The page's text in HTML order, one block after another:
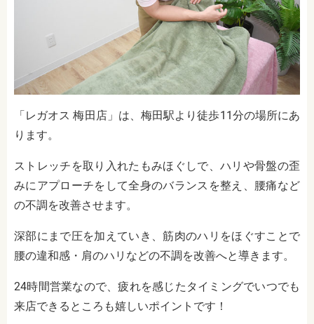
「レガオス 梅田店」は、梅田駅より徒歩11分の場所にあ
ります。
ストレッチを取り入れたもみほぐしで、ハリや骨盤の歪
みにアプローチをして全身のバランスを整え、腰痛など
の不調を改善させます。
深部にまで圧を加えていき、筋肉のハリをほぐすことで
腰の違和感・肩のハリなどの不調を改善へと導きます。
24時間営業なので、疲れを感じたタイミングでいつでも
来店できるところも嬉しいポイントです！